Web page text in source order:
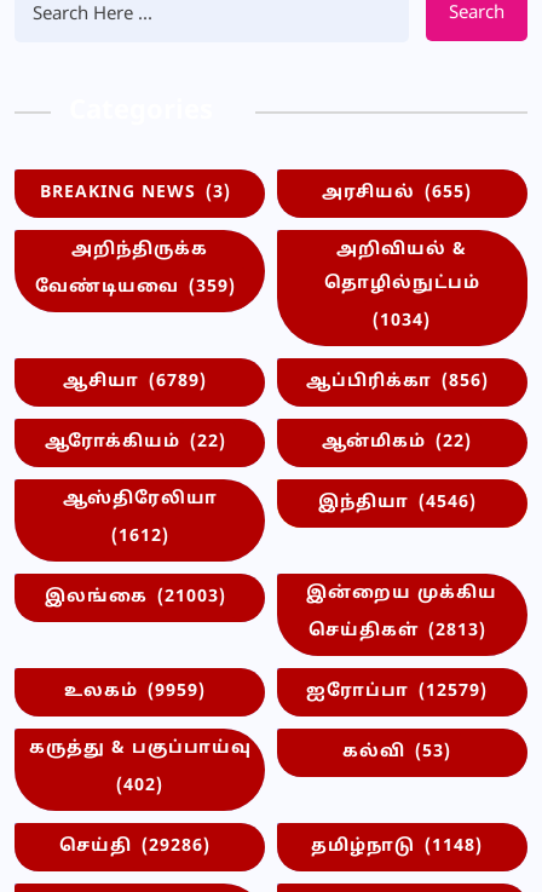
Search
BREAKING NEWS (3) அரசியல் (655)
அறிந்திருக்க
வேண்டியவை (359)
அறிவியல் &
தொழில்நுட்பம்
(1034)
ஆசியா (6789) ஆப்பிரிக்கா (856)
ஆரோக்கியம் (22) ஆன்மிகம் (22)
ஆஸ்திரேலியா
(1612)
இந்தியா (4546)
இலங்கை (21003)
இன்றைய முக்கிய
செய்திகள் (2813)
உலகம் (9959) ஐரோப்பா (12579)
கருத்து & பகுப்பாய்வு
(402)
கல்வி (53)
செய்தி (29286) தமிழ்நாடு (1148)